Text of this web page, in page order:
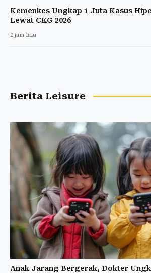
Kemenkes Ungkap 1 Juta Kasus
Lewat CKG 2026
2 jam lalu
Berita Leisure
Anak Jarang Bergerak, Dokter